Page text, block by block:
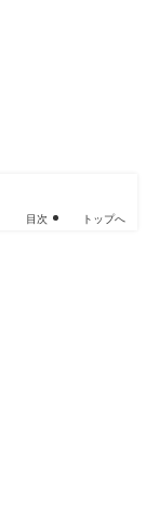
目次 トップへ